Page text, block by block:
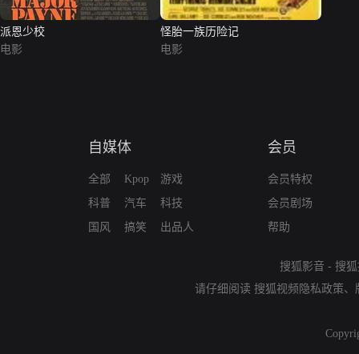
派恩少校
电影
怪胎一族历险记
电影
自媒体
全部
科普
国风
Kpop
汽车
搞笑
游戏
科技
出品人
会员
会员特权
会员剧场
帮助
搜狐影音 - 搜
请仔细阅读 搜狐视频隐私政策、